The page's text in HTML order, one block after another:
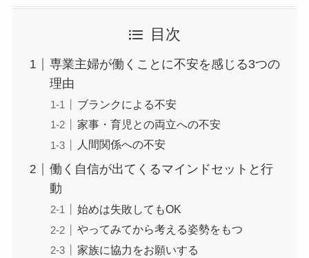
目次
専業主婦が働くことに不安を感じる3つの
理由
ブランクによる不安
家事・育児との両立への不安
人間関係への不安
働く自信が出てくるマインドセットと行
動
始めは失敗してもOK
やってみてから考える姿勢をもつ
家族に協力をお願いする